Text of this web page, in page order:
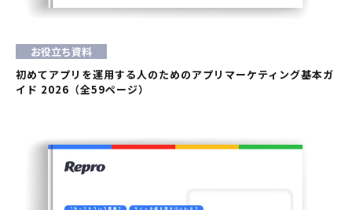
お役立ち資料
初めてアプリを運用する人のためのアプリマーケティング基本ガ
イド 2026（全59ページ）